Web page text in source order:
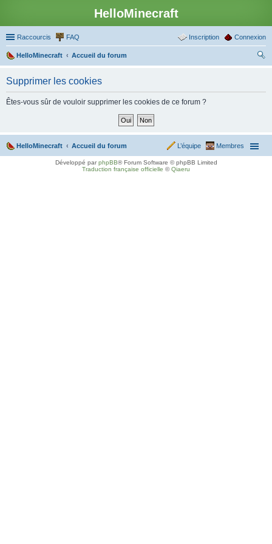
HelloMinecraft
Raccourcis FAQ Connexion
Inscription
HelloMinecraft
Accueil du forum
Supprimer les cookies
Êtes-vous sûr de vouloir supprimer les cookies de ce forum ?
HelloMinecraft Accueil du forum Membres
L’équipe
Développé parphpBB® Forum Software © phpBB Limited
Traduction française officielle ©Qiaeru